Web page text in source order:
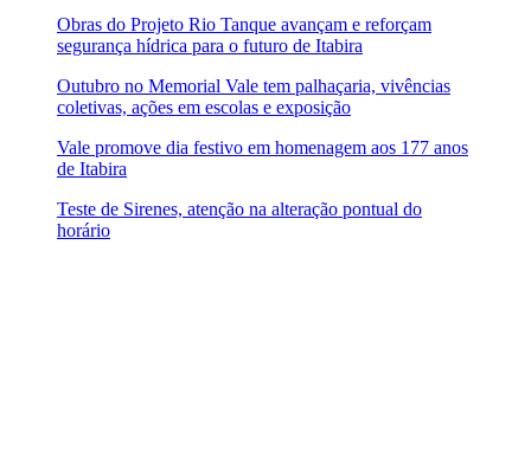
Obras do Projeto Rio Tanque avançam e reforçam
segurança hídrica para o futuro de Itabira
Outubro no Memorial Vale tem palhaçaria, vivências
coletivas, ações em escolas e exposição
Vale promove dia festivo em homenagem aos 177 anos
de Itabira
Teste de Sirenes, atenção na alteração pontual do
horário